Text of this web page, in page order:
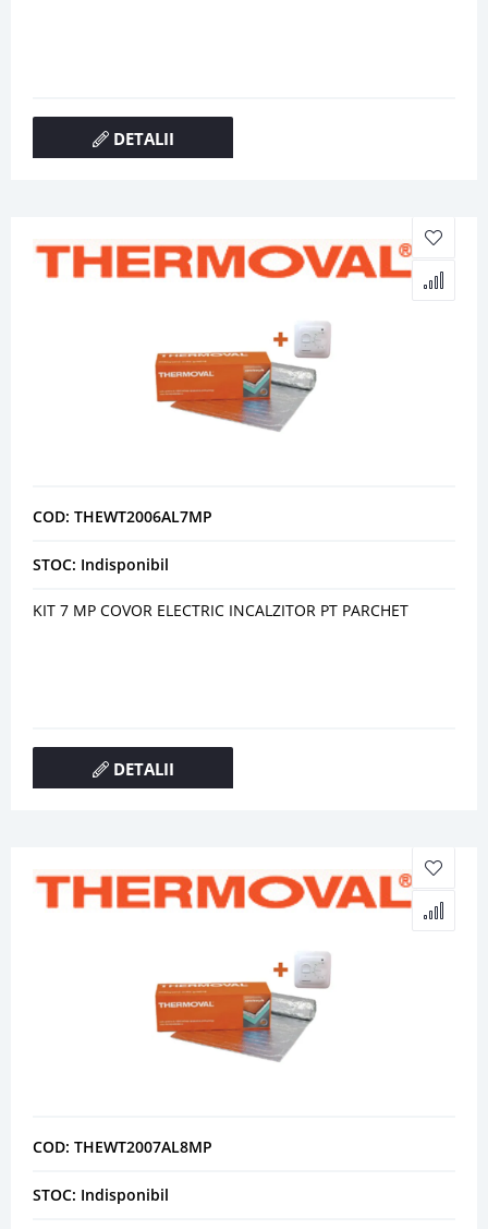
DETALII
COD: THEWT2006AL7MP
STOC: Indisponibil
KIT 7 MP COVOR ELECTRIC INCALZITOR PT PARCHET
DETALII
COD: THEWT2007AL8MP
STOC: Indisponibil